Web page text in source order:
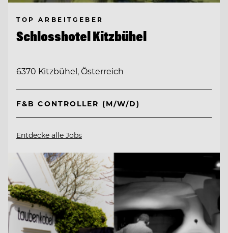
TOP ARBEITGEBER
Schlosshotel Kitzbühel
6370 Kitzbühel, Österreich
F&B CONTROLLER (M/W/D)
Entdecke alle Jobs